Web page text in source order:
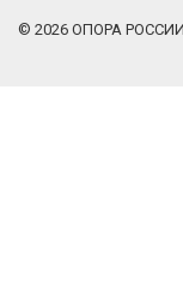
© 2026 ОПОРА